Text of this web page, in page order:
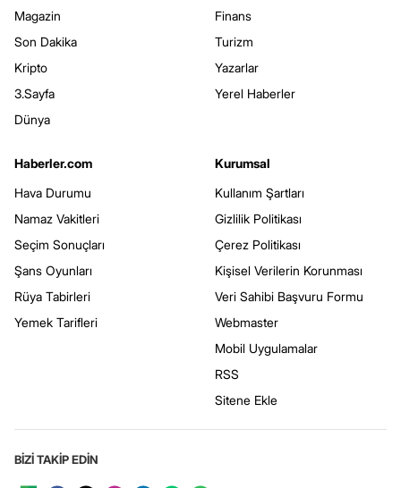
Magazin
Son Dakika
Kripto
3.Sayfa
Dünya
Finans
Turizm
Yazarlar
Yerel Haberler
Haberler.com
Hava Durumu
Namaz Vakitleri
Seçim Sonuçları
Şans Oyunları
Rüya Tabirleri
Yemek Tarifleri
Kurumsal
Kullanım Şartları
Gizlilik Politikası
Çerez Politikası
Kişisel Verilerin Korunması
Veri Sahibi Başvuru Formu
Webmaster
Mobil Uygulamalar
RSS
Sitene Ekle
BİZİ TAKİP EDİN